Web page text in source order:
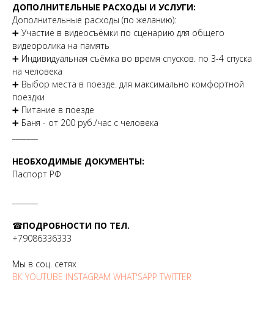
ДОПОЛНИТЕЛЬНЫЕ РАСХОДЫ И УСЛУГИ:
Дополнительные расходы (по желанию):
➕ Участие в видеосъёмки по сценарию для общего
видеоролика на память
➕ Индивидуальная съёмка во время спусков. по 3-4 спуска
на человека
➕ Выбор места в поезде. для максимально комфортной
поездки
➕ Питание в поезде
➕ Баня - от 200 руб./час с человека
НЕОБХОДИМЫЕ ДОКУМЕНТЫ:
Паспорт РФ
☎ПОДРОБНОСТИ ПО ТЕЛ.
+79086336333
Мы в соц. сетях
ВК YOUTUBE INSTAGRAM WHAT'SAPP TWITTER